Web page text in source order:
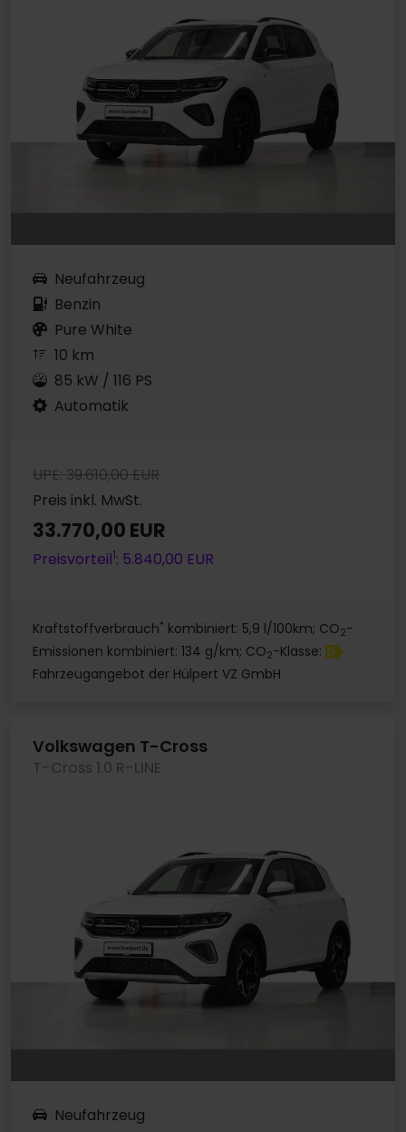
Neufahrzeug
Benzin
Pure White
10 km
85 kW / 116 PS
Automatik
UPE: 39.610,00 EUR
Preis inkl. MwSt.
33.770,00 EUR
Preisvorteil1: 5.840,00 EUR
Kraftstoffverbrauch* kombiniert: 5,9 l/100km; CO2-
Emissionen kombiniert: 134 g/km; CO2-Klasse: D
Fahrzeugangebot der Hülpert VZ GmbH
Volkswagen T-Cross
T-Cross 1.0 R-LINE
Neufahrzeug